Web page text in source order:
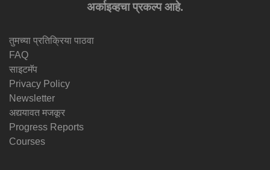
अर्काइव्हचा प्रकल्प आहे.
तुमच्या प्रतिक्रिया पाठवा
FAQ
साइटमॅप
Privacy Policy
Newsletter
अद्ययावत मजकूर
Progress Reports
Courses